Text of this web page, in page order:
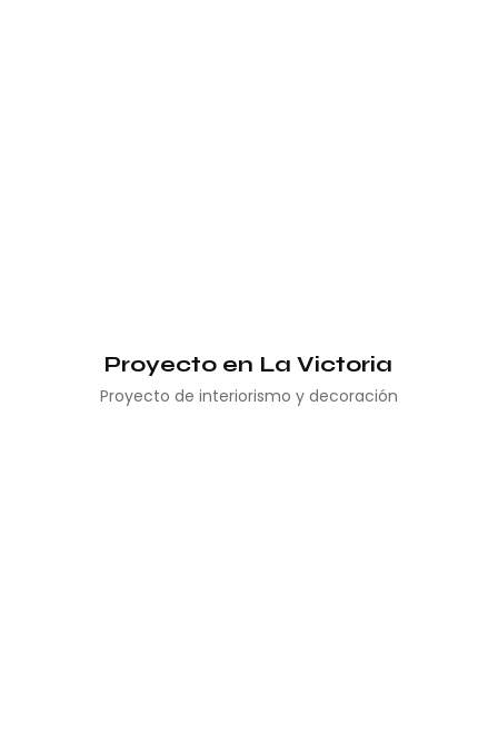
Proyecto en La Victoria
Proyecto de interiorismo y decoración